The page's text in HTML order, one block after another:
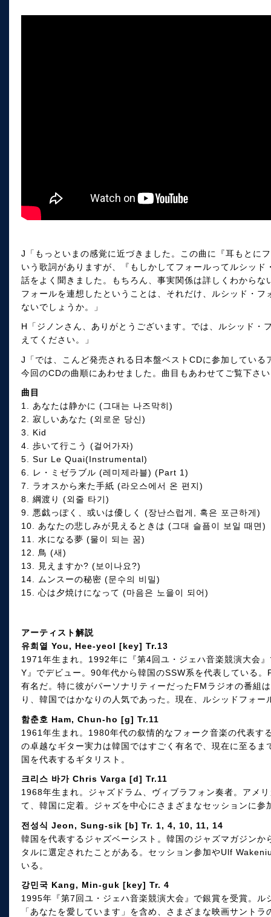
J「もっといまの感覚に近づきました。この曲に『耳もとに
いう歌詞がありますが、『もしかしてフォールってルシッ
話をよく聞きました。もちろん、事実関係は詳しくわから
フォールを連想したということは、それだけ、ルシッド・
ないでしょうか。」
H「ジノンさん、ありがとうございます。では、ルシッド・
えてください。」
J「では、こんど発売される日本盤ベストCDに参加してい
今回のCDの曲順にあわせました。曲目もあわせてご覧下さ
曲目
1. あなたは静かに (그대는 나즈막히)
2. 寂しいあなた (외로운 당신)
3. Kid
4. 歩いて行こう (걸어가자)
5. Sur Le Quai(Instrumental)
6. レ・ミゼラブル (레미제라블) (Part 1)
7. ラオスから来た手紙 (라오스에서 온 편지)
8. 綱渡り (외줄 타기)
9. 悪戯っぽく、或いは優しく (장난스럽게, 혹은 포근하게)
10. あなたの悲しみが見えるときは (그대 슬픔이 보일 때면)
11. 水になる夢 (물이 되는 꿈)
12. 鳥 (새)
13. 見えますか? (보이나요?)
14. ムンスーの秘密 (문수의 비밀)
15. 心は夕焼けになって (마음은 노을이 되어)
アーティスト解説
유희열 You, Hee-yeol [key] Tr.13
1971年生まれ。1992年に『第4回ユ・ジェハ音楽競演大会
Y』でデビュー。90年代から韓国のSSW系を代表している
有名だ。特に彼がパーソナリティーだったFMラジオの番組
り、韓国ではかなりの人気であった。現在、ルシッドフォ
함춘호 Ham, Chun-ho [g] Tr.11
1961年生まれ。1980年代の叙情的なフォーク音楽の代表す
の卓越なギター実力は韓国ではすごく有名で、現在に至る
国を代表するギタリスト。
크리스 바가 Chris Varga [d] Tr.11
1968年生まれ。ジャズドラム、ヴィブラフォン奏者。アメ
て、韓国に定着。ジャズを中心にさまざまなセッションに参
전성식 Jeon, Sung-sik [b] Tr. 1, 4, 10, 11, 14
韓国を代表するジャズベーシスト。韓国のジャズマガジン
タルに選定されたことがある。セッション参加やUlf
いる。
강민국 Kang, Min-guk [key] Tr. 4
1995年『第7回ユ・ジェハ音楽競演大会』で銀賞を受賞。
「あなたを愛しています」を含め、さまざまな映画サント